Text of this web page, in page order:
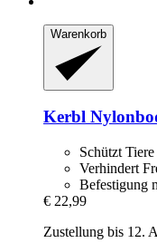
Warenkorb
Kerbl
Schützt
Verhindert
Befestigung
€ 22,99
Zustellung bis 12.